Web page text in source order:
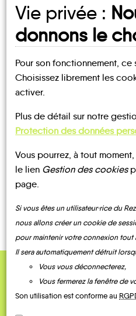
UN AVIS, UN
À
Vie privée :
donnons le
Pour son fonctionnement,
Choisissez librement les
activer.
Plus de détail sur notre
Protection des données
Vous pourrez, à tout
le lien Gestion des cookies
page.
Si vous êtes un utilisateur·rice du
nous allons créer un cookie de
pour maintenir votre connexion tout
Il sera automatiquement détruit
Vous vous déconnecterez,
Vous fermerez la fenêtre de
Son utilisation est conforme au